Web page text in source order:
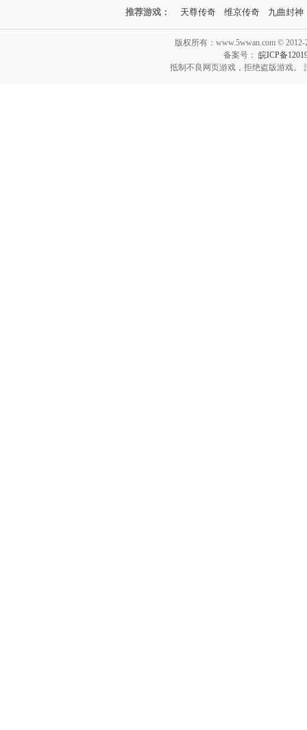
推荐游戏： 天尊传奇 维京传奇 九曲封神
版权所有：www.5wwan.com ©
备案号： 皖ICP备
抵制不良网页游戏，拒绝盗版游戏。